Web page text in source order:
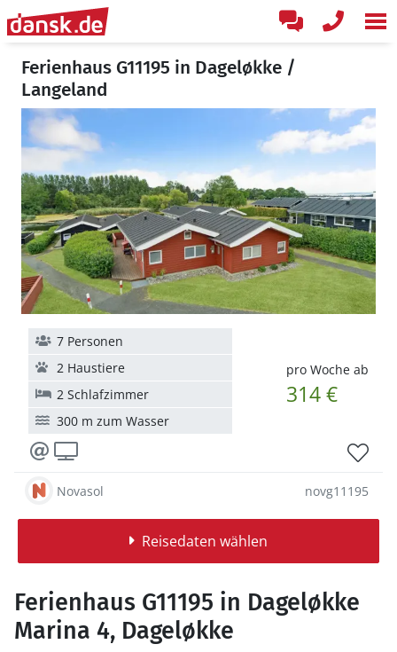
Ferienhaus G11195 in Dageløkke /
Langeland
pro Woche ab
314 €
7 Personen
2 Haustiere
2 Schlafzimmer
300 m zum Wasser
Novasol novg11195
Reisedaten wählen
Ferienhaus G11195 in Dageløkke
Marina 4, Dageløkke